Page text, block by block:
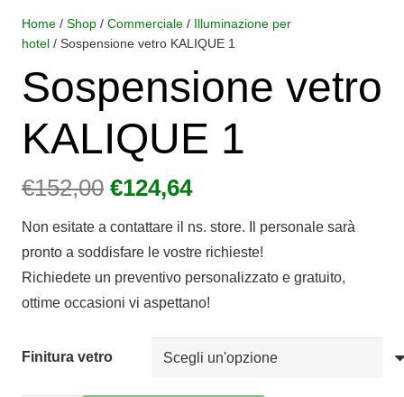
Home / Shop / Commerciale / Illuminazione per
hotel / Sospensione vetro KALIQUE 1
Sospensione vetro
KALIQUE 1
€152,00 Il
originale
era:
€152,00.
€124,64Il
attuale
è:
€124,64.
Non esitate a contattare il ns. store. Il personale sarà
pronto a soddisfare le vostre richieste!
Richiedete un preventivo personalizzato e gratuito,
ottime occasioni vi aspettano!
Finitura vetro